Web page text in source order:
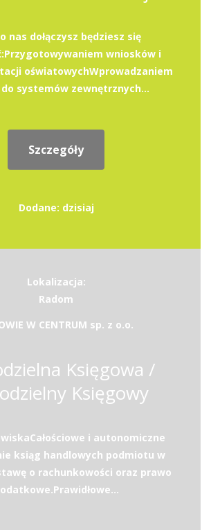
nas dołączysz będziesz się
wniosków i
oświatowychWprowadzaniem
systemów zewnętrznych...
Szczegóły
Dodane: dzisiaj
Lokalizacja:
Radom
W CENTRUM sp. z o.o.
Księgowa /
Księgowy
i autonomiczne
ksiąg handlowych podmiotu w
o rachunkowości oraz prawo